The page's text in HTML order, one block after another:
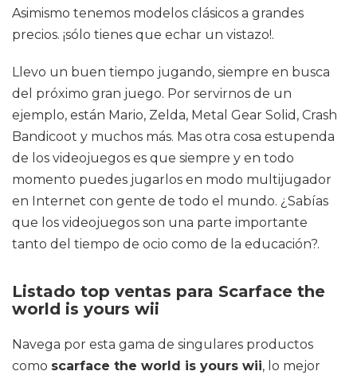
Asimismo tenemos modelos clásicos a grandes
precios. ¡sólo tienes que echar un vistazo!.
Llevo un buen tiempo jugando, siempre en busca
del próximo gran juego. Por servirnos de un
ejemplo, están Mario, Zelda, Metal Gear Solid, Crash
Bandicoot y muchos más. Mas otra cosa estupenda
de los videojuegos es que siempre y en todo
momento puedes jugarlos en modo multijugador
en Internet con gente de todo el mundo. ¿Sabías
que los videojuegos son una parte importante
tanto del tiempo de ocio como de la educación?.
Listado top ventas para Scarface the
world is yours wii
Navega por esta gama de singulares productos
como scarface the world is yours wii, lo mejor